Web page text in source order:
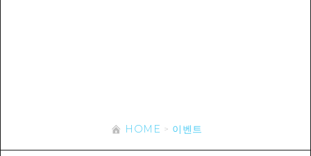
사이클링
아키(安芸)
아키(安芸)
HOME 이벤트